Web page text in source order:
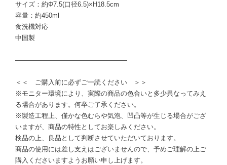
サイズ：約Φ7.5(口径6.5)×H18.5cm
容量：約450ml
食洗機対応
中国製
―――――――――――――――――
＜＜ ご購入前に必ずご一読ください ＞＞
※モニター環境により、実際の商品の色合いと多少異なってみえ
る場合があります。何卒ご了承ください。
※製造工程上、僅かな色むらや気泡、凹凸等が生じる場合がござ
いますが、商品の特性としてお楽しみください。
検品の上、良品として判断させていただいております。
商品の使用には差し支えはございませんので、予めご理解の上ご
購入くださいますようお願い申し上げます。